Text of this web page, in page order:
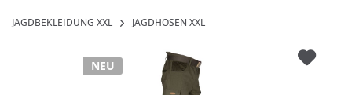
JAGDBEKLEIDUNG XXL JAGDHOSEN XXL
NEU